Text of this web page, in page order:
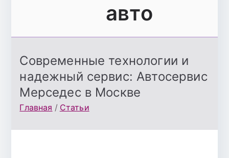
авто
Современные технологии и
надежный сервис: Автосервис
Мерседес в Москве
Главная Статьи